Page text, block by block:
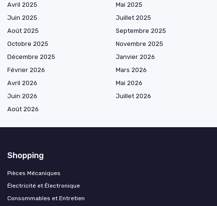
Avril 2025
Mai 2025
Juin 2025
Juillet 2025
Août 2025
Septembre 2025
Octobre 2025
Novembre 2025
Décembre 2025
Janvier 2026
Février 2026
Mars 2026
Avril 2026
Mai 2026
Juin 2026
Juillet 2026
Août 2026
Shopping
Pièces Mécaniques
Électricité et Électronique
Consommables et Entretien